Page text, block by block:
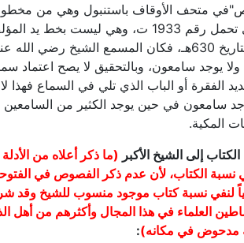
متحف الأوقاف باستنبول وهي من
مكتبة الصدرالقونوي تحمل رقم 1933 ت، وهي ليست
سماع على الغلاف بتاريخ 630هـ، فكان المسمع الشيخ رضي
ولا يوجد سامعون، وبالتحقيق لا يصح اعتماد
الفقرة أو الباب الذي تلي في السماع فهذا
سامعون في حين يوجد الكثير من السامعين
المكية.
إلى الشيخ الأكبر (ما ذكر أعلاه من
الكتاب، لأن عدم ذكر الفصوص في
لنفي نسبة كتاب موجود منسوب للشيخ وقد
العلماء في هذا المجال وأكثرهم من أهل
مدحوض في مكانه):